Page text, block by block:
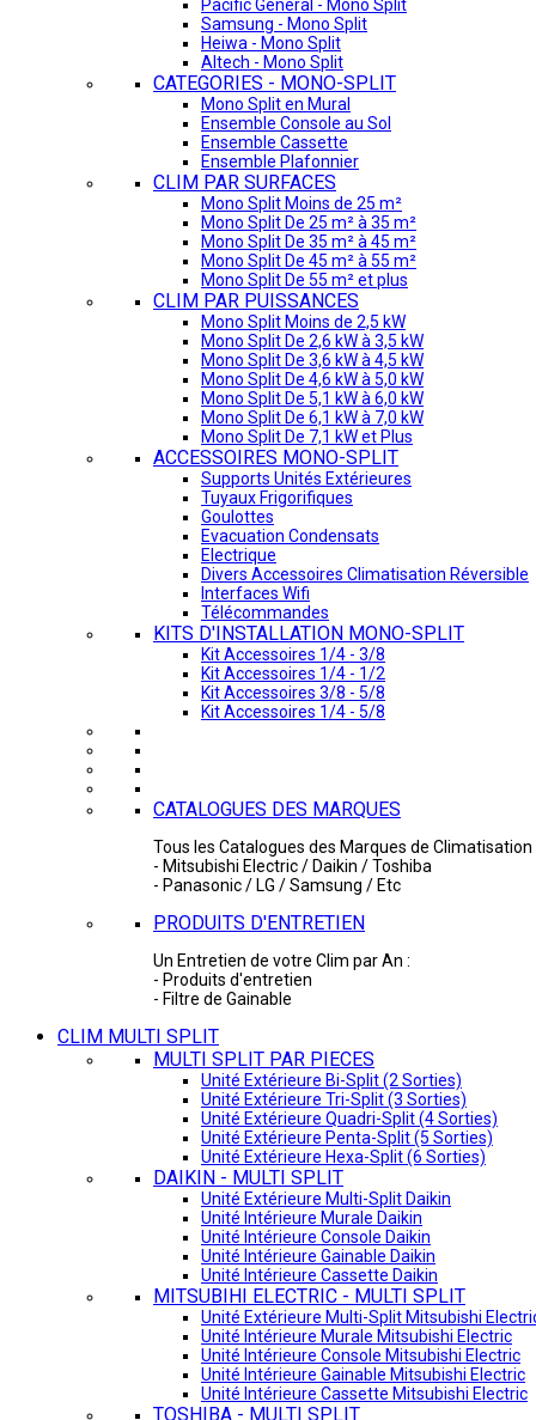
Pacific General - Mono Split
Samsung - Mono Split
Heiwa - Mono Split
Altech - Mono Split
CATEGORIES - MONO-SPLIT
Mono Split en Mural
Ensemble Console au Sol
Ensemble Cassette
Ensemble Plafonnier
CLIM PAR SURFACES
Mono Split Moins de 25 m²
Mono Split De 25 m² à 35 m²
Mono Split De 35 m² à 45 m²
Mono Split De 45 m² à 55 m²
Mono Split De 55 m² et plus
CLIM PAR PUISSANCES
Mono Split Moins de 2,5 kW
Mono Split De 2,6 kW à 3,5 kW
Mono Split De 3,6 kW à 4,5 kW
Mono Split De 4,6 kW à 5,0 kW
Mono Split De 5,1 kW à 6,0 kW
Mono Split De 6,1 kW à 7,0 kW
Mono Split De 7,1 kW et Plus
ACCESSOIRES MONO-SPLIT
Supports Unités Extérieures
Tuyaux Frigorifiques
Goulottes
Evacuation Condensats
Electrique
Divers Accessoires Climatisation Réversible
Interfaces Wifi
Télécommandes
KITS D'INSTALLATION MONO-SPLIT
Kit Accessoires 1/4 - 3/8
Kit Accessoires 1/4 - 1/2
Kit Accessoires 3/8 - 5/8
Kit Accessoires 1/4 - 5/8
CATALOGUES DES MARQUES
Tous les Catalogues des Marques de Climatisation
- Mitsubishi Electric / Daikin / Toshiba
- Panasonic / LG / Samsung / Etc
PRODUITS D'ENTRETIEN
Un Entretien de votre Clim par An :
- Produits d'entretien
- Filtre de Gainable
CLIM MULTI SPLIT
MULTI SPLIT PAR PIECES
Unité Extérieure Bi-Split (2 Sorties)
Unité Extérieure Tri-Split (3 Sorties)
Unité Extérieure Quadri-Split (4 Sorties)
Unité Extérieure Penta-Split (5 Sorties)
Unité Extérieure Hexa-Split (6 Sorties)
DAIKIN - MULTI SPLIT
Unité Extérieure Multi-Split Daikin
Unité Intérieure Murale Daikin
Unité Intérieure Console Daikin
Unité Intérieure Gainable Daikin
Unité Intérieure Cassette Daikin
MITSUBIHI ELECTRIC - MULTI SPLIT
Unité Extérieure Multi-Split Mitsubishi
Unité Intérieure Murale Mitsubishi Electric
Unité Intérieure Console Mitsubishi Electric
Unité Intérieure Gainable Mitsubishi Electric
Unité Intérieure Cassette Mitsubishi Electric
TOSHIBA - MULTI SPLIT